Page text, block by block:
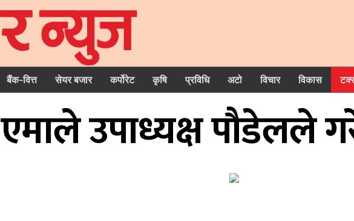
बैंक-वित्त सेयर बजार कर्पोरेट कृषि प्रविधि अटो विचार विकास
एमाले उपाध्यक्ष पौडेलले